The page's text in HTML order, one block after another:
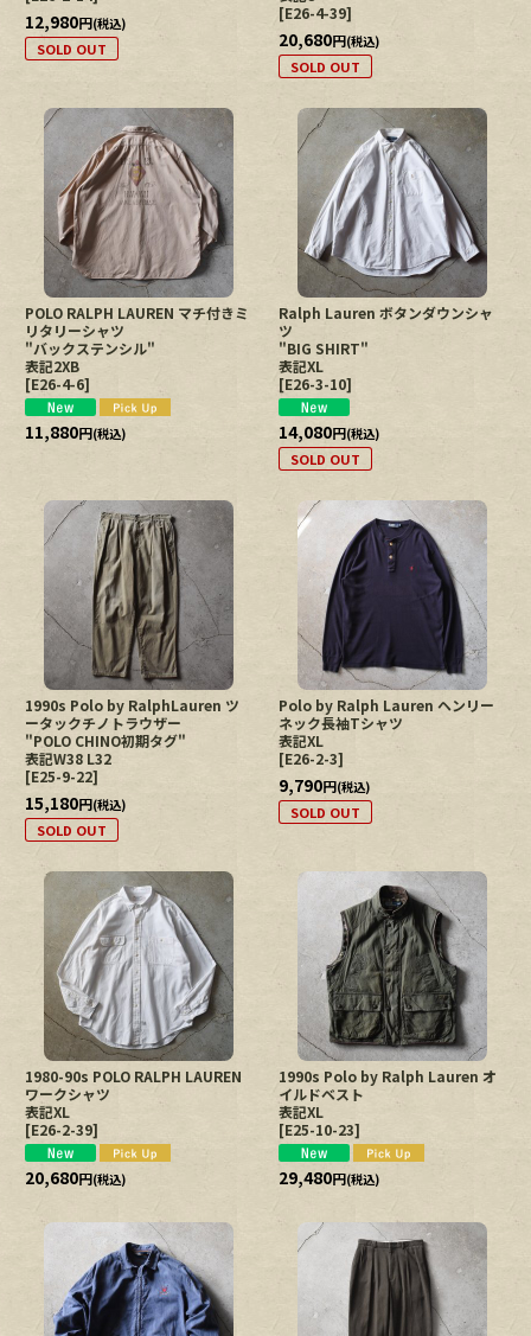
12,980円(税込)
SOLD OUT
[E26-4-39]
20,680円(税込)
SOLD OUT
POLO RALPH LAUREN マチ付きミ
リタリーシャツ
"バックステンシル"
表記2XB
[E26-4-6]
11,880円(税込)
Ralph Lauren ボタンダウンシャ
ツ
"BIG SHIRT"
表記XL
[E26-3-10]
14,080円(税込)
SOLD OUT
1990s Polo by RalphLauren ツ
ータックチノトラウザー
"POLO CHINO初期タグ"
表記W38 L32
[E25-9-22]
15,180円(税込)
SOLD OUT
Polo by Ralph Lauren ヘンリー
ネック長袖Tシャツ
表記XL
[E26-2-3]
9,790円(税込)
SOLD OUT
1980-90s POLO RALPH LAUREN
ワークシャツ
表記XL
[E26-2-39]
20,680円(税込)
1990s Polo by Ralph Lauren オ
イルドベスト
表記XL
[E25-10-23]
29,480円(税込)